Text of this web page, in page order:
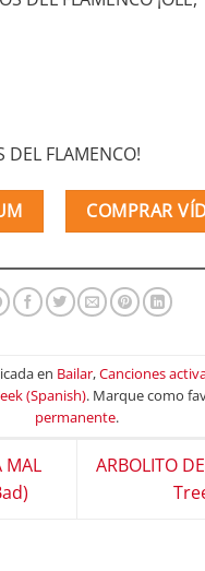
DEL FLAMENCO!
COMPRAR
en Bailar,Canciones
(Spanish). Marque como
permanente.
MAL
ARBOLITO